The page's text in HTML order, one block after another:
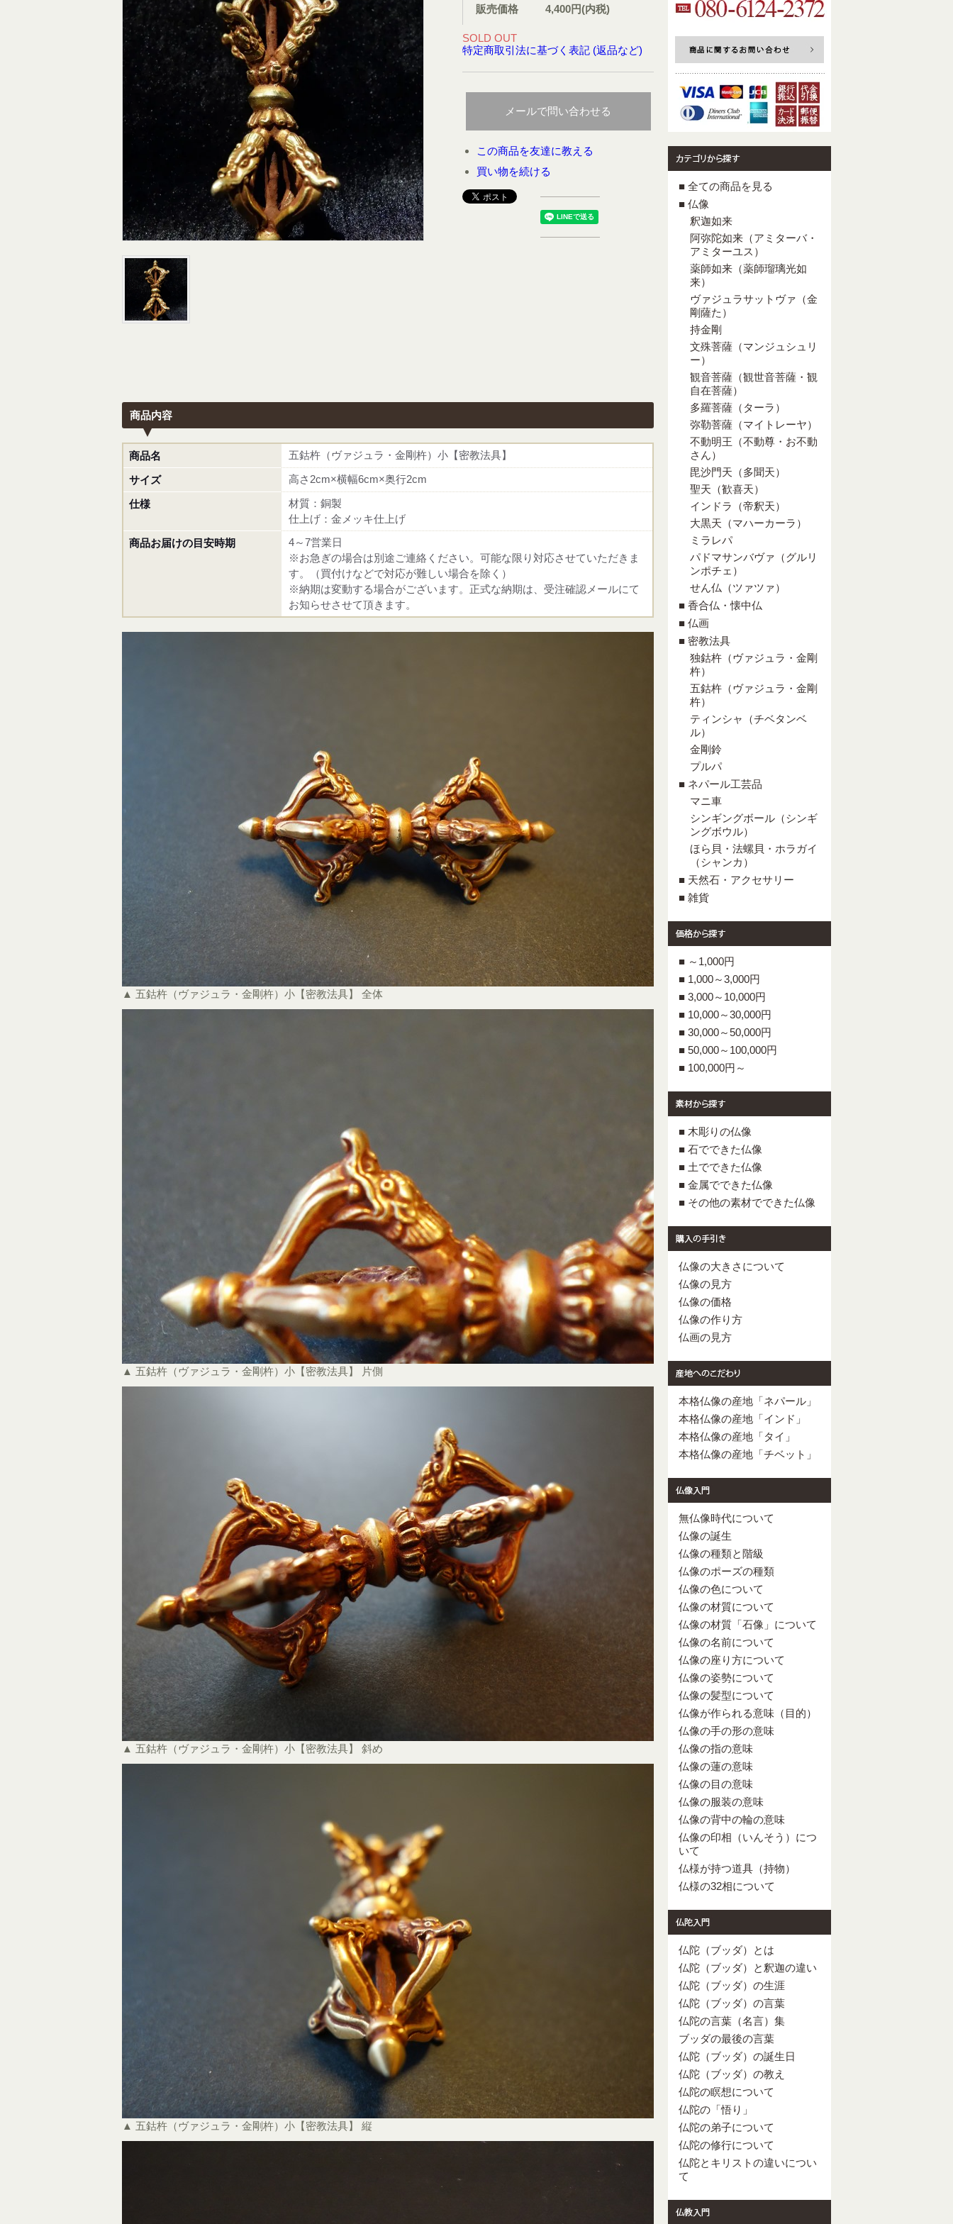
販売価格 4,400円(内税)
SOLD OUT
特定商取引法に基づく表記 (返品など)
メールで問い合わせる
この商品を友達に教える
買い物を続ける
商品内容
商品名 五鈷杵（ヴァジュラ・金剛杵）小【密教法具】
サイズ 高さ2cm×横幅6cm×奥行2cm
仕様
材質：銅製
仕上げ：金メッキ仕上げ
商品お届けの目安時期
4～7営業日
※お急ぎの場合は別途ご連絡ください。可能な限り対応させていただきま
す。（買付けなどで対応が難しい場合を除く）
※納期は変動する場合がございます。正式な納期は、受注確認メールにて
お知らせさせて頂きます。
▲ 五鈷杵（ヴァジュラ・金剛杵）小【密教法具】 全体
▲ 五鈷杵（ヴァジュラ・金剛杵）小【密教法具】 片側
▲ 五鈷杵（ヴァジュラ・金剛杵）小【密教法具】 斜め
▲ 五鈷杵（ヴァジュラ・金剛杵）小【密教法具】 縦
■ 全ての商品を見る
■ 仏像
釈迦如来
阿弥陀如来（アミターバ・
アミターユス）
薬師如来（薬師瑠璃光如
来）
ヴァジュラサットヴァ（金
剛薩た）
持金剛
文殊菩薩（マンジュシュリ
ー）
観音菩薩（観世音菩薩・観
自在菩薩）
多羅菩薩（ターラ）
弥勒菩薩（マイトレーヤ）
不動明王（不動尊・お不動
さん）
毘沙門天（多聞天）
聖天（歓喜天）
インドラ（帝釈天）
大黒天（マハーカーラ）
ミラレパ
パドマサンバヴァ（グルリ
ンポチェ）
せん仏（ツァツァ）
■ 香合仏・懐中仏
■ 仏画
■ 密教法具
独鈷杵（ヴァジュラ・金剛
杵）
五鈷杵（ヴァジュラ・金剛
杵）
ティンシャ（チベタンベ
ル）
金剛鈴
プルパ
■ ネパール工芸品
マニ車
シンギングボール（シンギ
ングボウル）
ほら貝・法螺貝・ホラガイ
（シャンカ）
■ 天然石・アクセサリー
■ 雑貨
■ ～1,000円
■ 1,000～3,000円
■ 3,000～10,000円
■ 10,000～30,000円
■ 30,000～50,000円
■ 50,000～100,000円
■ 100,000円～
■ 木彫りの仏像
■ 石でできた仏像
■ 土でできた仏像
■ 金属でできた仏像
■ その他の素材でできた仏像
仏像の大きさについて
仏像の見方
仏像の価格
仏像の作り方
仏画の見方
本格仏像の産地「ネパール」
本格仏像の産地「インド」
本格仏像の産地「タイ」
本格仏像の産地「チベット」
無仏像時代について
仏像の誕生
仏像の種類と階級
仏像のポーズの種類
仏像の色について
仏像の材質について
仏像の材質「石像」について
仏像の名前について
仏像の座り方について
仏像の姿勢について
仏像の髪型について
仏像が作られる意味（目的）
仏像の手の形の意味
仏像の指の意味
仏像の蓮の意味
仏像の目の意味
仏像の服装の意味
仏像の背中の輪の意味
仏像の印相（いんそう）につ
いて
仏様が持つ道具（持物）
仏様の32相について
仏陀（ブッダ）とは
仏陀（ブッダ）と釈迦の違い
仏陀（ブッダ）の生涯
仏陀（ブッダ）の言葉
仏陀の言葉（名言）集
ブッダの最後の言葉
仏陀（ブッダ）の誕生日
仏陀（ブッダ）の教え
仏陀の瞑想について
仏陀の「悟り」
仏陀の弟子について
仏陀の修行について
仏陀とキリストの違いについ
て